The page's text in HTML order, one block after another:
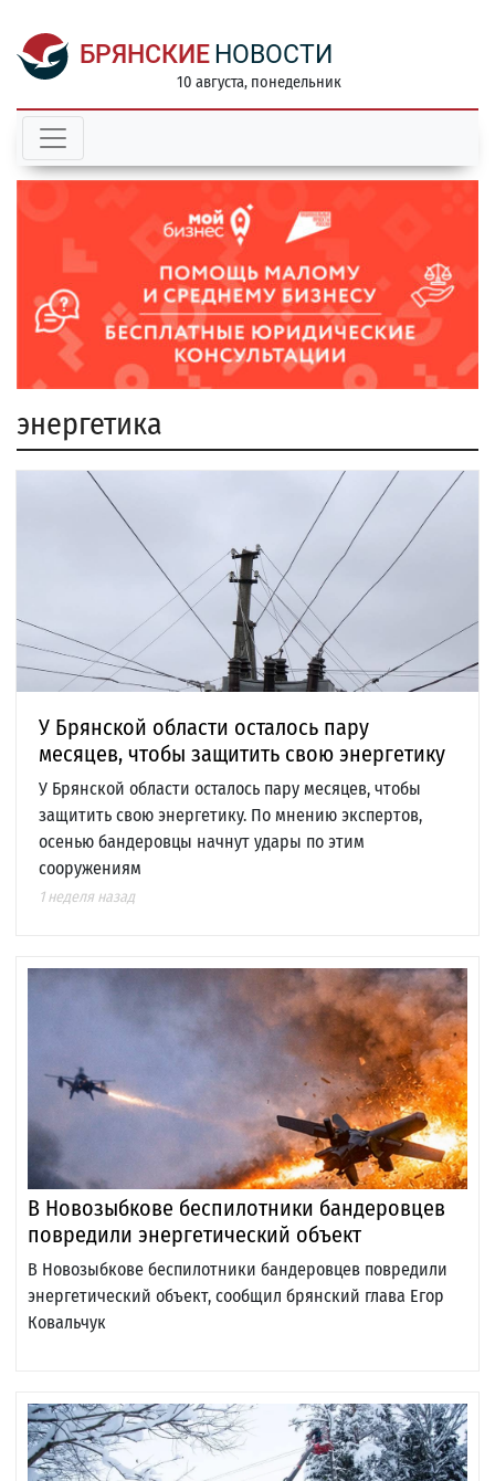
БРЯНСКИЕ НОВОСТИ
10 августа, понедельник
энергетика
У Брянской области осталось пару
месяцев, чтобы защитить свою энергетику
У Брянской области осталось пару месяцев, чтобы
защитить свою энергетику. По мнению экспертов,
осенью бандеровцы начнут удары по этим
сооружениям
1 неделя назад
В Новозыбкове беспилотники бандеровцев
повредили энергетический объект
В Новозыбкове беспилотники бандеровцев повредили
энергетический объект, сообщил брянский глава Егор
Ковальчук